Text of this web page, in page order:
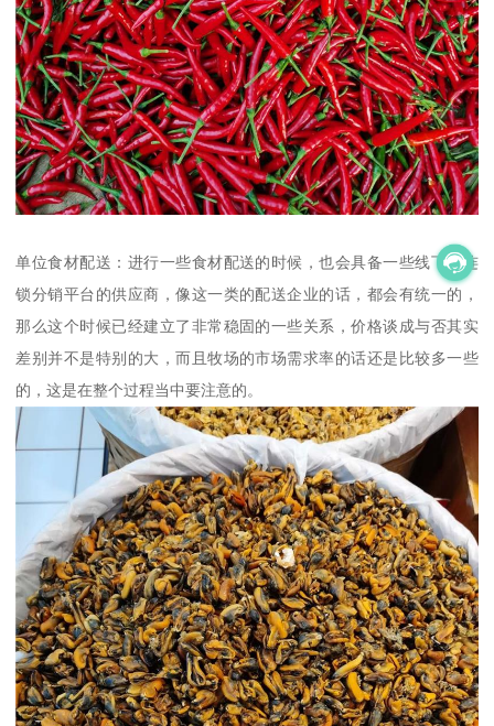
单位食材配送：进行一些食材配送的时候，也会具备一些线下的连
锁分销平台的供应商，像这一类的配送企业的话，都会有统一的，
那么这个时候已经建立了非常稳固的一些关系，价格谈成与否其实
差别并不是特别的大，而且牧场的市场需求率的话还是比较多一些
的，这是在整个过程当中要注意的。